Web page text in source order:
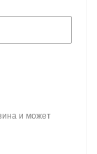
и может